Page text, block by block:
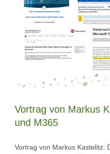
Vortrag von Markus
und M365
Vortrag von Markus Kastelitz: